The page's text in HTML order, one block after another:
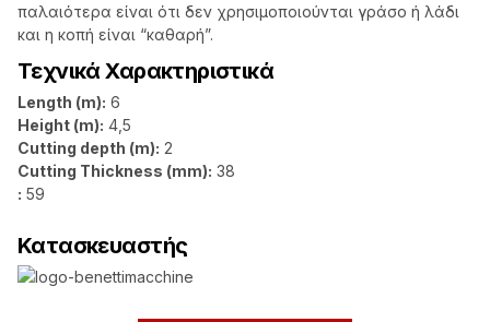
παλαιότερα είναι ότι δεν χρησιμοποιούνται γράσο ή λάδι
και η κοπή είναι “καθαρή”.
Τεχνικά Χαρακτηριστικά
Length (m): 6
Height (m): 4,5
Cutting depth (m): 2
Cutting Thickness (mm): 38
: 59
Κατασκευαστής